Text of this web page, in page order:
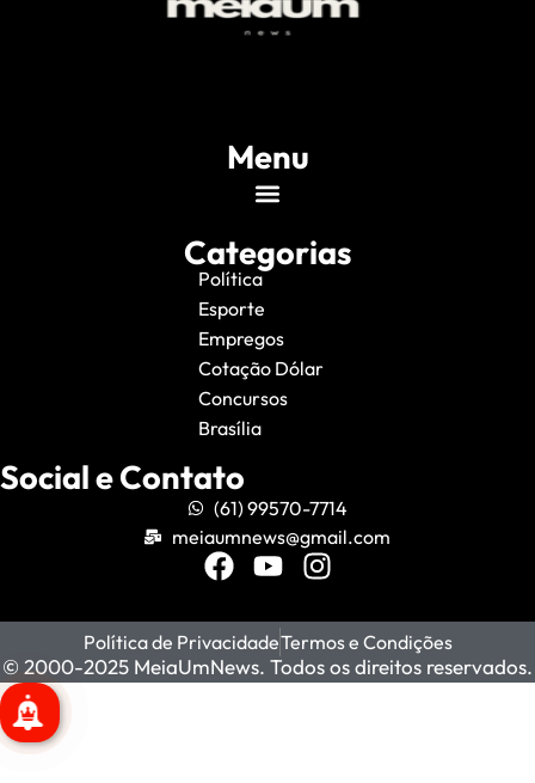
Menu
Categorias
Política
Esporte
Empregos
Cotação Dólar
Concursos
Brasília
Social e Contato
(61) 99570-7714
meiaumnews@gmail.com
Política de PrivacidadeTermos e Condições
© 2000-2025 MeiaUmNews. Todos os direitos reservados.